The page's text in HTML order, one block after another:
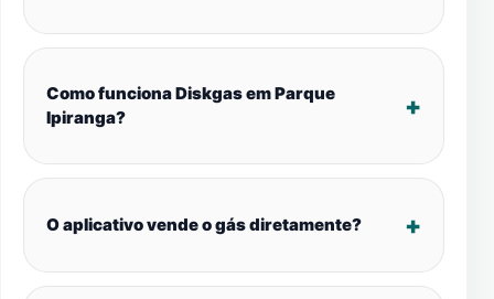
Como funciona Diskgas em Parque
Ipiranga?
O aplicativo vende o gás diretamente?